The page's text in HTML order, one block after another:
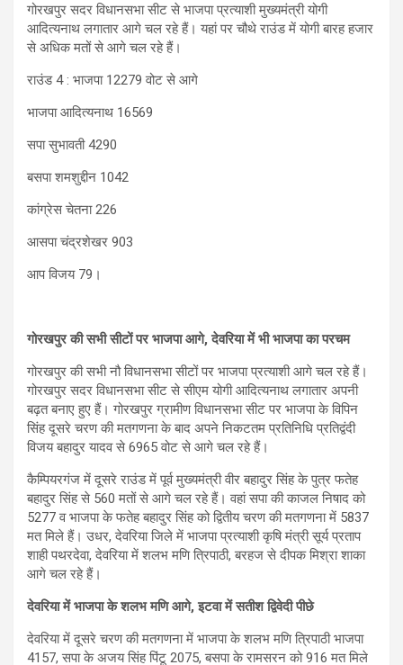
गोरखपुर सदर व‍िधानसभा सीट से भाजपा प्रत्‍याशी मुख्यमंत्री योगी
आदित्यनाथ लगातार आगे चल रहे हैं। यहां पर चौथे राउंड में योगी बारह हजार
से अध‍िक मतों से आगे चल रहे हैं।
राउंड 4 : भाजपा 12279 वोट से आगे
भाजपा आदित्यनाथ 16569
सपा सुभावती 4290
बसपा शमशुद्दीन 1042
कांग्रेस चेतना 226
आसपा चंद्रशेखर 903
आप विजय 79।
गोरखपुर की सभी सीटों पर भाजपा आगे, देवर‍िया में भी भाजपा का परचम
गोरखपुर की सभी नौ व‍िधानसभा सीटों पर भाजपा प्रत्‍याशी आगे चल रहे हैं।
गोरखपुर सदर व‍िधानसभा सीट से सीएम योगी आद‍ित्‍यनाथ लगातार अपनी
बढ़त बनाए हुए हैं। गोरखपुर ग्रामीण विधानसभा सीट पर भाजपा के विपिन
सिंह दूसरे चरण की मतगणना के बाद अपने निकटतम प्रतिनिधि प्रतिद्वंदी
विजय बहादुर यादव से 6965 वोट से आगे चल रहे हैं।
कैम्पियरगंज में दूसरे राउंड में पूर्व मुख्यमंत्री वीर बहादुर सिंह के पुत्र फतेह
बहादुर सिंह से 560 मतों से आगे चल रहे हैं। वहां सपा की काजल निषाद को
5277 व भाजपा के फतेह बहादुर सिंह को द्वितीय चरण की मतगणना में 5837
मत मिले हैं। उधर, देवरिया जिले में भाजपा प्रत्‍याशी कृषि मंत्री सूर्य प्रताप
शाही पथरदेवा, देवरिया में शलभ मणि त्रिपाठी, बरहज से दीपक मिश्रा शाका
आगे चल रहे हैं।
देवरिया में भाजपा के शलभ मण‍ि आगे, इटवा में सतीश द्विवेदी पीछे
द‍ेवर‍िया में दूसरे चरण की मतगणना में भाजपा के शलभ मणि त्रिपाठी भाजपा
4157, सपा के अजय सिंह पिंटू 2075, बसपा के रामसरन को 916 मत म‍िले